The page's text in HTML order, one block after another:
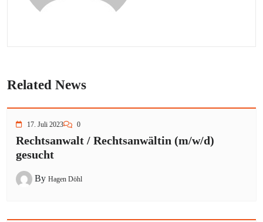
Related News
17. Juli 2023 0
Rechtsanwalt / Rechtsanwältin (m/w/d)
gesucht
By Hagen Döhl